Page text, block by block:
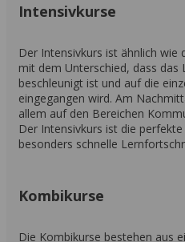
Intensivkurse
Der Intensivkurs ist ähnlich wie
mit dem Unterschied, dass das
beschleunigt ist und auf die
eingegangen wird. Am
allem auf den Bereichen
Der Intensivkurs ist die
besonders schnelle
Kombikurse
Die Kombikurse bestehen aus